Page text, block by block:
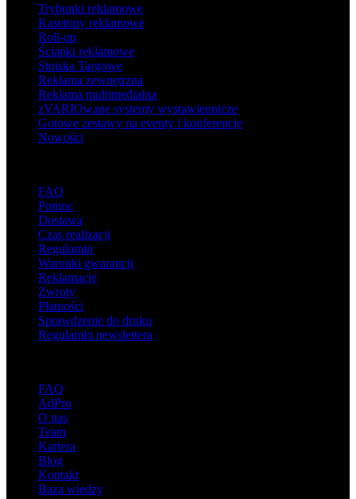
Trybunki reklamowe
Kasetony reklamowe
Roll-up
Ścianki reklamowe
Stoiska Targowe
Reklama zewnętrzna
Reklama multimedialna
zVARIOwane systemy wystawiennicze
Gotowe zestawy na eventy i konferencje
Nowości
FAQ
Pomoc
Dostawa
Czas realizacji
Regulamin
Warunki gwarancji
Reklamacje
Zwroty
Płatności
Sprawdzenie do druku
Regulamin newslettera
FAQ
AdPro
O nas
Team
Kariera
Blog
Kontakt
Baza wiedzy